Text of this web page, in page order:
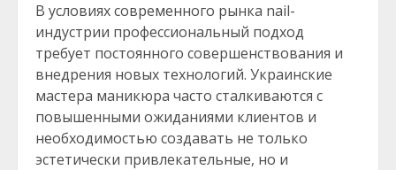
В условиях современного рынка nail-
индустрии профессиональный подход
требует постоянного совершенствования и
внедрения новых технологий. Украинские
мастера маникюра часто сталкиваются с
повышенными ожиданиями клиентов и
необходимостью создавать не только
эстетически привлекательные, но и